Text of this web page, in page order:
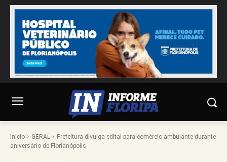
Início GERAL
Prefeitura divulga edital para comércio ambulante durante
aniversário de Florianópolis